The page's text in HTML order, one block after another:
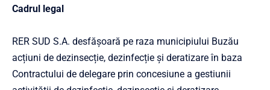
Cadrul legal
RER SUD S.A. desfășoară pe raza municipiului Buzău
acțiuni de dezinsecție, dezinfecție și deratizare în baza
Contractului de delegare prin concesiune a gestiunii